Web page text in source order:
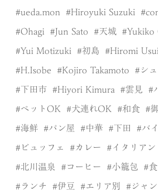
ueda.mon Hiroyuki Suzuki
Ohagi Jun Sato 天城 Yukiko
Yui Motizuki 初島 Hiromi Usui
H.Isobe Kojiro Takamoto シ
下田市 Hiyori Kimura 雲見
ペットOK 犬連れOK 和食
海鮮 パン屋 中華 下田 バ
ビュッフェ カレー イタリアン
北川温泉 コーヒー 小籠包
ランチ 伊豆 エリア別 ジャ